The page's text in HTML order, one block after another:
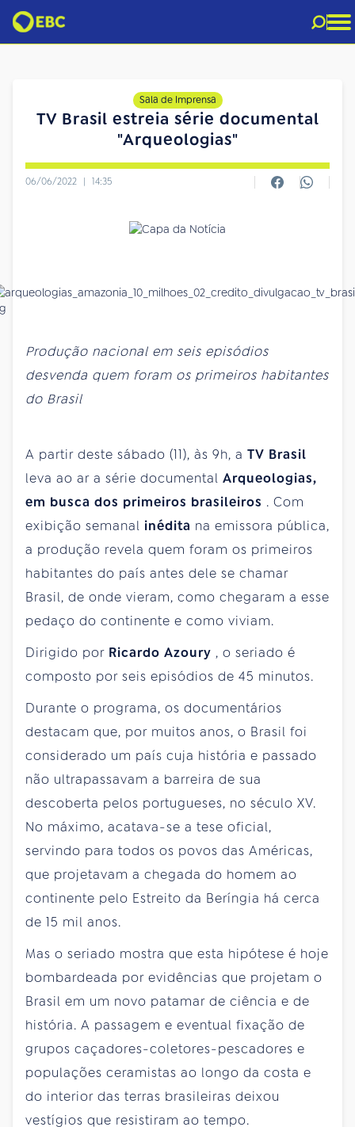
Sala de Imprensa
TV Brasil estreia série documental
"Arqueologias"
06/06/2022 | 14:35
Produção nacional em seis episódios
desvenda quem foram os primeiros habitantes
do Brasil
A partir deste sábado (11), às 9h, a TV Brasil
leva ao ar a série documental Arqueologias,
em busca dos primeiros brasileiros . Com
exibição semanal inédita na emissora pública,
a produção revela quem foram os primeiros
habitantes do país antes dele se chamar
Brasil, de onde vieram, como chegaram a esse
pedaço do continente e como viviam.
Dirigido por Ricardo Azoury , o seriado é
composto por seis episódios de 45 minutos.
Durante o programa, os documentários
destacam que, por muitos anos, o Brasil foi
considerado um país cuja história e passado
não ultrapassavam a barreira de sua
descoberta pelos portugueses, no século XV.
No máximo, acatava-se a tese oficial,
servindo para todos os povos das Américas,
que projetavam a chegada do homem ao
continente pelo Estreito da Beríngia há cerca
de 15 mil anos.
Mas o seriado mostra que esta hipótese é hoje
bombardeada por evidências que projetam o
Brasil em um novo patamar de ciência e de
história. A passagem e eventual fixação de
grupos caçadores-coletores-pescadores e
populações ceramistas ao longo da costa e
do interior das terras brasileiras deixou
vestígios que resistiram ao tempo.